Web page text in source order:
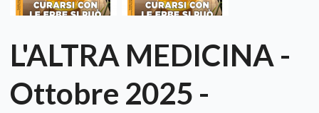
L'ALTRA MEDICINA -
Ottobre 2025 -